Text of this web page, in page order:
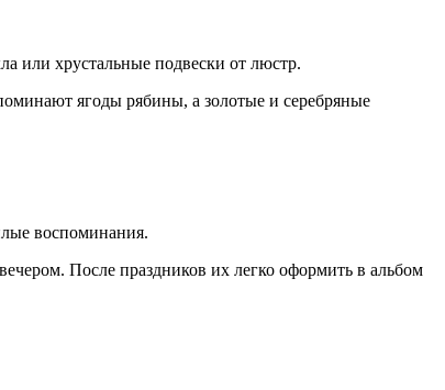
или хрустальные подвески от люстр.
ягоды рябины, а золотые и серебряные
воспоминания.
После праздников их легко оформить в альбом